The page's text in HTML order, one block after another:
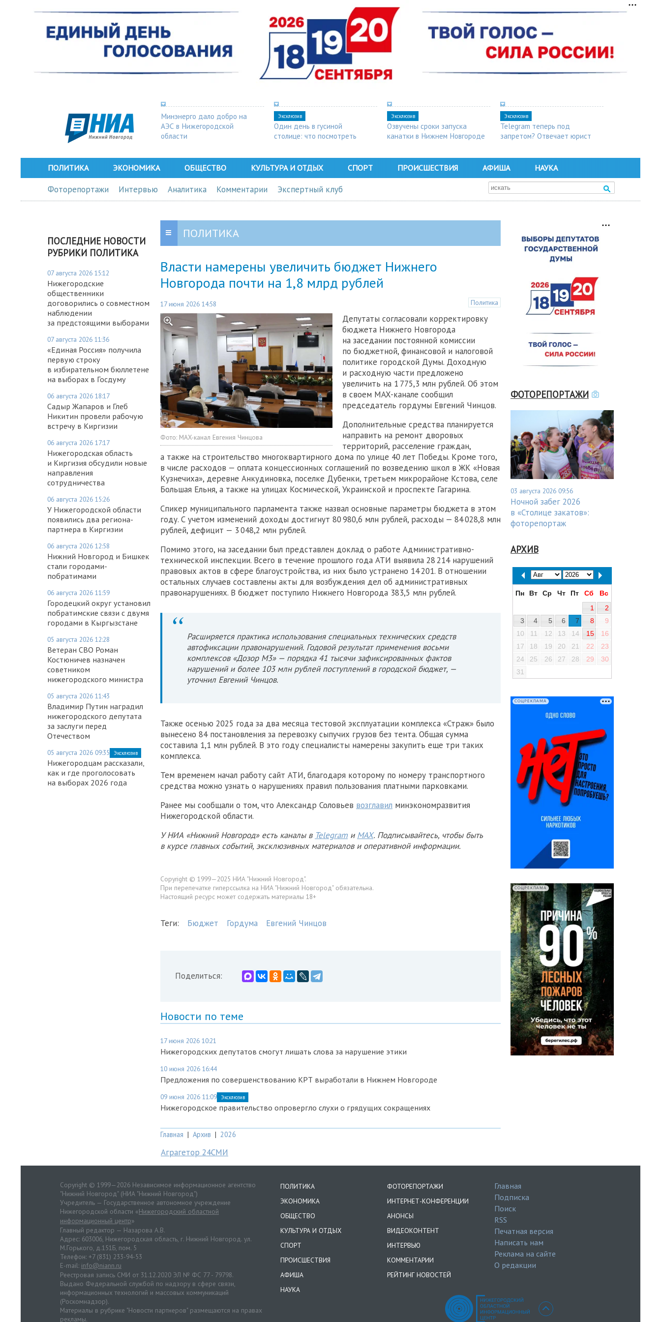
Минэнерго дало добро на
АЭС в Нижегородской
области
Эксклюзив
Один день в гусиной
столице: что посмотреть
Эксклюзив
Озвучены сроки запуска
канатки в Нижнем Новгороде
Эксклюзив
Telegram теперь под
запретом? Отвечает юрист
ПОЛИТИКА ЭКОНОМИКА ОБЩЕСТВО КУЛЬТУРА И ОТДЫХ СПОРТ ПРОИСШЕСТВИЯ АФИША НАУКА
Фоторепортажи Интервью Аналитика Комментарии Экспертный клуб
ПОСЛЕДНИЕ НОВОСТИ
РУБРИКИ ПОЛИТИКА
07 августа 2026 15:12
Нижегородские
общественники
договорились о совместном
наблюдении
за предстоящими выборами
07 августа 2026 11:36
«Единая Россия» получила
первую строку
в избирательном бюллетене
на выборах в Госдуму
06 августа 2026 18:17
Садыр Жапаров и Глеб
Никитин провели рабочую
встречу в Киргизии
06 августа 2026 17:17
Нижегородская область
и Киргизия обсудили новые
направления
сотрудничества
06 августа 2026 15:26
У Нижегородской области
появились два региона-
партнера в Киргизии
06 августа 2026 12:58
Нижний Новгород и Бишкек
стали городами-
побратимами
06 августа 2026 11:59
Городецкий округ установил
побратимские связи с двумя
городами в Кыргызстане
05 августа 2026 12:28
Ветеран СВО Роман
Костюничев назначен
советником
нижегородского министра
05 августа 2026 11:43
Владимир Путин наградил
нижегородского депутата
за заслуги перед
Отечеством
05 августа 2026 09:35 Эксклюзив
Нижегородцам рассказали,
как и где проголосовать
на выборах 2026 года
ПОЛИТИКА
Власти намерены увеличить бюджет Нижнего
Новгорода почти на 1,8 млрд рублей
17 июня 2026 14:58 Политика
Фото: MAX-канал Евгения Чинцова
Депутаты согласовали корректировку
бюджета Нижнего Новгорода
на заседании постоянной комиссии
по бюджетной, финансовой и налоговой
политике городской Думы. Доходную
и расходную части предложено
увеличить на 1 775,3 млн рублей. Об этом
в своем MAX-канале сообщил
председатель гордумы Евгений Чинцов.
Дополнительные средства планируется
направить на ремонт дворовых
территорий, расселение граждан,
а также на строительство многоквартирного дома по улице 40 лет Победы. Кроме того,
в числе расходов — оплата концессионных соглашений по возведению школ в ЖК «Новая
Кузнечиха», деревне Анкудиновка, поселке Дубенки, третьем микрорайоне Кстова, селе
Большая Ельня, а также на улицах Космической, Украинской и проспекте Гагарина.
Спикер муниципального парламента также назвал основные параметры бюджета в этом
году. С учетом изменений доходы достигнут 80 980,6 млн рублей, расходы — 84 028,8 млн
рублей, дефицит — 3 048,2 млн рублей.
Помимо этого, на заседании был представлен доклад о работе Административно-
технической инспекции. Всего в течение прошлого года АТИ выявила 28 214 нарушений
правовых актов в сфере благоустройства, из них было устранено 14 201. В отношении
остальных случаев составлены акты для возбуждения дел об административных
правонарушениях. В бюджет поступило Нижнего Новгорода 383,5 млн рублей.
Расширяется практика использования специальных технических средств
автофиксации правонарушений. Годовой результат применения восьми
комплексов «Дозор М3» — порядка 41 тысячи зафиксированных фактов
нарушений и более 103 млн рублей поступлений в городской бюджет, —
уточнил Евгений Чинцов.
Также осенью 2025 года за два месяца тестовой эксплуатации комплекса «Страж» было
вынесено 84 постановления за перевозку сыпучих грузов без тента. Общая сумма
составила 1,1 млн рублей. В это году специалисты намерены закупить еще три таких
комплекса.
Тем временем начал работу сайт АТИ, благодаря которому по номеру транспортного
средства можно узнать о нарушениях правил пользования платными парковками.
Ранее мы сообщали о том, что Александр Соловьев возглавил минэкономразвития
Нижегородской области.
У НИА «Нижний Новгород» есть каналы в Telegram и MAX. Подписывайтесь, чтобы быть
в курсе главных событий, эксклюзивных материалов и оперативной информации.
Copyright © 1999—2025 НИА "Нижний Новгород".
При перепечатке гиперссылка на НИА "Нижний Новгород" обязательна.
Настоящий ресурс может содержать материалы 18+
Теги: Бюджет Гордума Евгений Чинцов
Поделиться:
Новости по теме
17 июня 2026 10:21
Нижегородских депутатов смогут лишать слова за нарушение этики
10 июня 2026 16:44
Предложения по совершенствованию КРТ выработали в Нижнем Новгороде
09 июня 2026 11:09 Эксклюзив
Нижегородское правительство опровергло слухи о грядущих сокращениях
Главная | Архив | 2026
Аграгетор 24СМИ
ФОТОРЕПОРТАЖИ
03 августа 2026 09:56
Ночной забег 2026
в «Столице закатов»:
фоторепортаж
АРХИВ
Пн Вт Ср Чт Пт Сб
Вс
1
2
3
4 5 6 7 8
9
10
11 12 13 14 15
16
17
18 19 20 21 22
23
24
25 26 27 28 29
30
31
СОЦРЕКЛАМА
СОЦРЕКЛАМА
Copyright © 1999—2026 Независимое информационное агентство
"Нижний Новгород" (НИА "Нижний Новгород")
Учредитель — Государственное автономное учреждение
Нижегородской области «Нижегородский областной
информационный центр»
Главный редактор — Назарова А.В.
Адрес: 603006, Нижегородская область, г. Нижний Новгород. ул.
М.Горького, д.151Б, пом. 5
Телефон: +7 (831) 233-94-53
E-mail: info@niann.ru
Реестровая запись СМИ от 31.12.2020 ЭЛ № ФС 77 - 79798.
Выдано Федеральной службой по надзору в сфере связи,
информационных технологий и массовых коммуникаций
(Роскомнадзор).
Материалы в рубрике "Новости партнеров" размещаются на правах
рекламы.
ПОЛИТИКА
ЭКОНОМИКА
ОБЩЕСТВО
КУЛЬТУРА И ОТДЫХ
СПОРТ
ПРОИСШЕСТВИЯ
АФИША
НАУКА
ФОТОРЕПОРТАЖИ
ИНТЕРНЕТ-КОНФЕРЕНЦИИ
АНОНСЫ
ВИДЕОКОНТЕНТ
ИНТЕРВЬЮ
КОММЕНТАРИИ
РЕЙТИНГ НОВОСТЕЙ
Главная
Подписка
Поиск
RSS
Печатная версия
Написать нам
Реклама на сайте
О редакции